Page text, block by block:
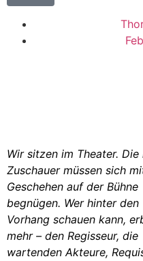
Wir sitzen im Theater. Die
Zuschauer müssen sich
Geschehen auf der Bühne
begnügen. Wer hinter den
Vorhang schauen kann,
mehr – den Regisseur, die
wartenden Akteure,